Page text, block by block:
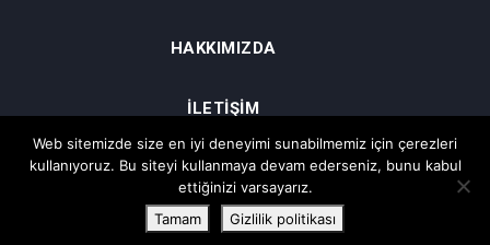
HAKKIMIZDA
İLETIŞIM
GIZLILIK VE ŞARTLAR
Web sitemizde size en iyi deneyimi sunabilmemiz için çerezleri
kullanıyoruz. Bu siteyi kullanmaya devam ederseniz, bunu kabul
ettiğinizi varsayarız.
Tamam
Gizlilik politikası